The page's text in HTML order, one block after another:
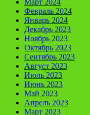
Февраль 2024
Январь 2024
Декабрь 2023
Ноябрь 2023
Октябрь 2023
Сентябрь 2023
Август 2023
Июль 2023
Июнь 2023
Май 2023
Апрель 2023
Март 2023